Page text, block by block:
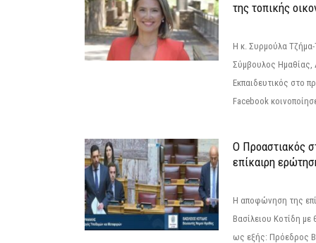
της τοπικής
Η κ. Συρμούλα
Σύμβουλος Ημαθίας,
Εκπαιδευτικός στο
Facebook
Ο Προαστιακός
επίκαιρη
Η αποφώνηση της
Βασίλειου Κοτίδη με
ως εξής: Πρόεδρος